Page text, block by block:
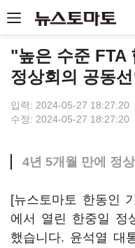
"높은 수준 FTA
정상회의 공동
입력: 2024-05-27 18:27:20
수정: 2024-05-27 18:27:20
4년 5개월 만에 정
[뉴스토마토 한동인
에서 열린 한중일 정
했습니다. 윤석열 대